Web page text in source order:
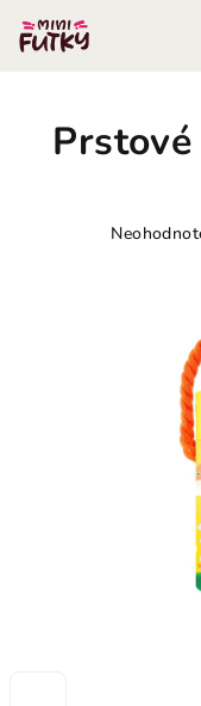
obsah
Priemerné
hviezdičiek.